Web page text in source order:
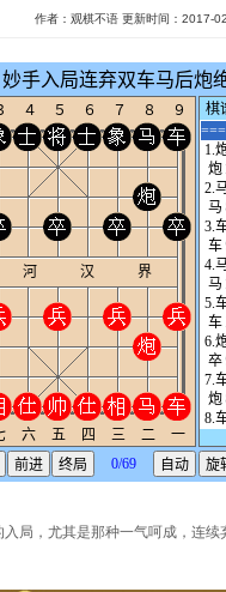
作者：观棋不语 更新时间：2017-
局，尤其是那种一气呵成，连